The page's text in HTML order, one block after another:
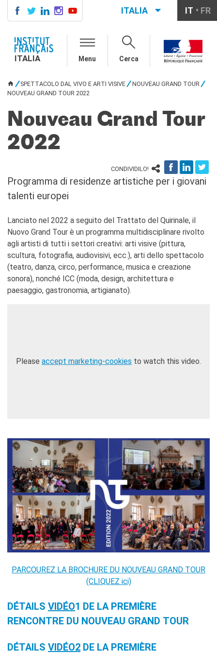
CORSI DI FRANCESE
CERTIFICAZIONI
UFFICIALI DI LINGUA
FRANCESE
Test (TCF, TEF)
Francofonia
Studenti
stranieri
SPETTACOLO DAL VIVO E
ARTI VISIVE
La festa della musica
Nouveau Grand Tour
Exaequa
Operazioni artistiche
Residenza XR
Doppi titoli
Borse di studio e di
ricerca
YEP - Young Entrepreneurs
Programme
CHI SIAMO
Contatti
Organigramma
Lavorare con noi
Appalti pubblici, gare
SOSTENERE L'INSTITUT
FRANCAIS ITALIA
Le operazioni
Come sostenere
I Vantaggi
I contatti
ITALIA IT FR
ITALIA Menu Cerca
TU SEI QUI
SPETTACOLO DAL VIVO E ARTI VISIVE
NOUVEAU GRAND TOUR
NOUVEAU GRAND TOUR 2022
Nouveau Grand Tour
2022
CONDIVIDILO!
Programma di residenze artistiche per i giovani
talenti europei
Lanciato nel 2022 a seguito del Trattato del Quirinale, il
Nuovo Grand Tour è un programma multidisciplinare rivolto
agli artisti di tutti i settori creativi: arti visive (pittura,
scultura, fotografia, audiovisivi, ecc.), arti dello spettacolo
(teatro, danza, circo, performance, musica e creazione
sonora), nonché ICC (moda, design, architettura e
paesaggio, gastronomia, artigianato).
Please accept marketing-cookies to watch this video.
PARCOUREZ LA BROCHURE DU NOUVEAU GRAND TOUR
(CLIQUEZ ici)
DÉTAILS VIDÉO1 DE LA PREMIÈRE
RENCONTRE DU NOUVEAU GRAND TOUR
DÉTAILS VIDÉO2 DE LA PREMIÈRE